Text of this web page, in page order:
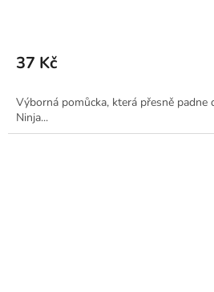
37 Kč
Výborná pomůcka, která přesně padne
Ninja...